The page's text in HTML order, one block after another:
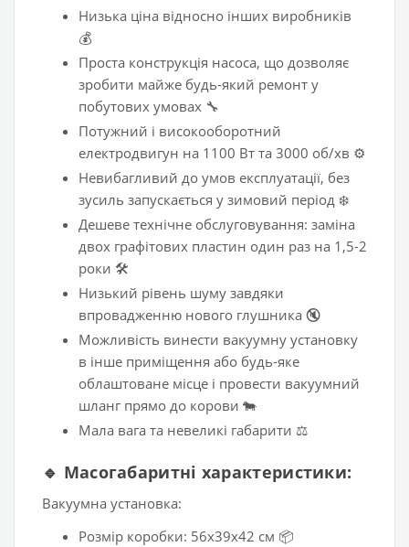
Низька ціна відносно інших виробників
💰
Проста конструкція насоса, що дозволяє
зробити майже будь-який ремонт у
побутових умовах 🔧
Потужний і високооборотний
електродвигун на 1100 Вт та 3000 об/хв ⚙️
Невибагливий до умов експлуатації, без
зусиль запускається у зимовий період ❄️
Дешеве технічне обслуговування: заміна
двох графітових пластин один раз на 1,5-2
роки 🛠️
Низький рівень шуму завдяки
впровадженню нового глушника 🔇
Можливість винести вакуумну установку
в інше приміщення або будь-яке
облаштоване місце і провести вакуумний
шланг прямо до корови 🐄
Мала вага та невеликі габарити ⚖️
🔹 Масогабаритні характеристики:
Вакуумна установка:
Розмір коробки: 56х39х42 см 📦